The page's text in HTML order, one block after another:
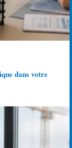
dans votre